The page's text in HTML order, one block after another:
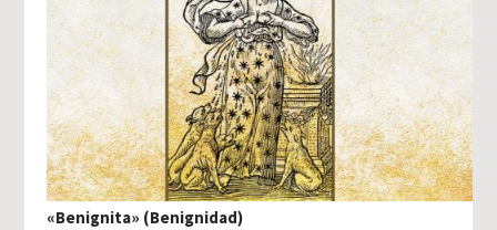
«Benignita» (Benignidad)